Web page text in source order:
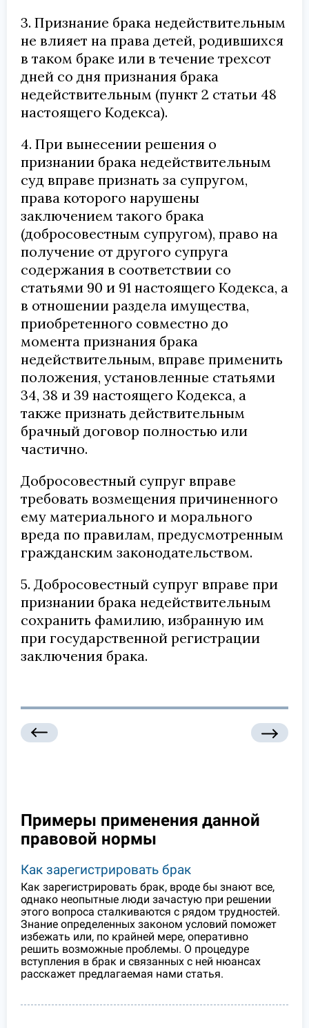
3. Признание брака недействительным
не влияет на права детей, родившихся
в таком браке или в течение трехсот
дней со дня признания брака
недействительным (пункт 2 статьи 48
настоящего Кодекса).
4. При вынесении решения о
признании брака недействительным
суд вправе признать за супругом,
права которого нарушены
заключением такого брака
(добросовестным супругом), право на
получение от другого супруга
содержания в соответствии со
статьями 90 и 91 настоящего Кодекса, а
в отношении раздела имущества,
приобретенного совместно до
момента признания брака
недействительным, вправе применить
положения, установленные статьями
34, 38 и 39 настоящего Кодекса, а
также признать действительным
брачный договор полностью или
частично.
Добросовестный супруг вправе
требовать возмещения причиненного
ему материального и морального
вреда по правилам, предусмотренным
гражданским законодательством.
5. Добросовестный супруг вправе при
признании брака недействительным
сохранить фамилию, избранную им
при государственной регистрации
заключения брака.
Примеры применения данной
правовой нормы
Как зарегистрировать брак
Как зарегистрировать брак, вроде бы знают все,
однако неопытные люди зачастую при решении
этого вопроса сталкиваются с рядом трудностей.
Знание определенных законом условий поможет
избежать или, по крайней мере, оперативно
решить возможные проблемы. О процедуре
вступления в брак и связанных с ней нюансах
расскажет предлагаемая нами статья.